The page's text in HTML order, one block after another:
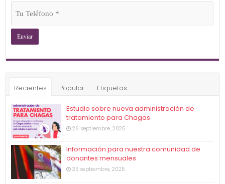
Tu
Teléfono
Recientes Popular Etiquetas
Estudio sobre nueva administración de
tratamiento para Chagas
26 septiembre, 2025
Información para nuestra comunidad de
donantes mensuales
25 septiembre, 2025